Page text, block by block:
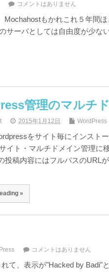
コメントはありません
Mochahostもかれこれ５年間
サーバとしては自由度が少な
管理のマルチ
2015年1月12日 WordPress
をサイト毎にインスト
イト・マルチドメイン管理に
投稿内容にはフルパスのURL
»
コメントはありません
て、表示が"Hacked by Badi"